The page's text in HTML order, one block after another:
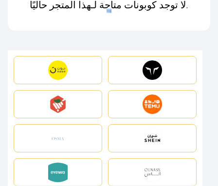
لا توجد كوبونات متاحة لـهذا المتجر حاليًا.